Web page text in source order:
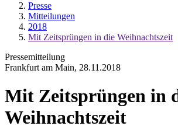
Presse
Mitteilungen
2018
Mit Zeitsprüngen in die Weihnachtszeit
Pressemitteilung
Frankfurt am Main, 28.11.2018
Mit Zeitsprüngen in
Weihnachtszeit